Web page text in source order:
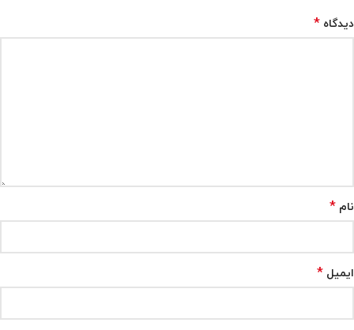
دیدگاه *
نام *
ایمیل *